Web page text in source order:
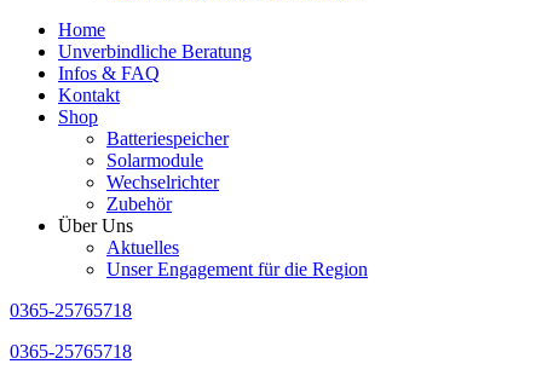
Home
Unverbindliche Beratung
Infos & FAQ
Kontakt
Shop
Batteriespeicher
Solarmodule
Wechselrichter
Zubehör
Über Uns
Aktuelles
Unser Engagement für die Region
0365-25765718
0365-25765718